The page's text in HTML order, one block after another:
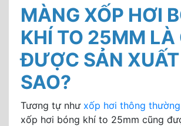
MÀNG XỐP HƠI
KHÍ TO 25MM LÀ
ĐƯỢC SẢN
SAO?
Tương tự như xốp hơi thông thường
xốp hơi bóng khí to 25mm cũng